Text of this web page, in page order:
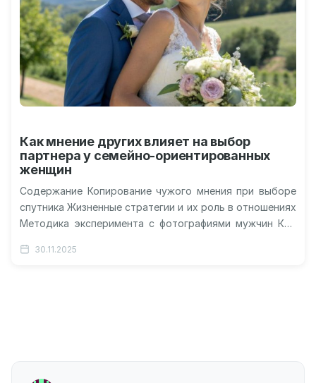
Как мнение других влияет на выбор
партнера у семейно-ориентированных
женщин
Содержание Копирование чужого мнения при выборе
спутника Жизненные стратегии и их роль в отношениях
Методика эксперимента с фотографиями мужчин Кто
30.11.2025